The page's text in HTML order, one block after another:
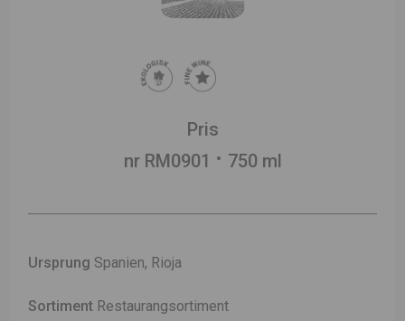
Pris
nr RM0901
750 ml
Ursprung Spanien, Rioja
Sortiment Restaurangsortiment